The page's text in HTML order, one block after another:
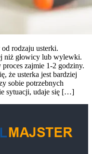
rodzaju usterki.
niż głowicy lub wylewki.
proces zajmie 1-2 godziny.
że usterka jest bardziej
sobie potrzebnych
sytuacji, udaje się […]